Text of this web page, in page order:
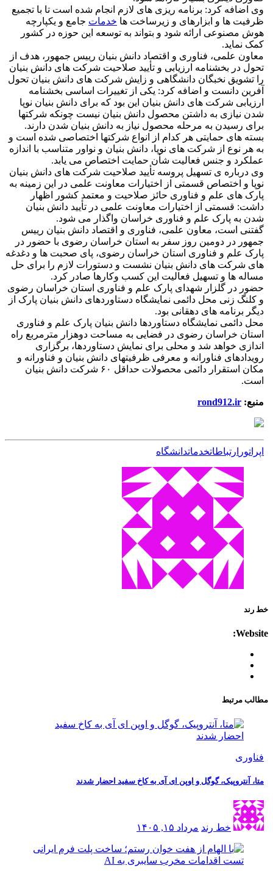
وی اضافه کرد: برنامه ریزی های لازم انجام شده است تا با تجمیع
ظرفیت ها و ابزارهای و زیرساخت ها خدمات جامع و یکپارچه
هوش مصنوعی ارائه شود و بتواند به توسعه این حوزه در کشور
کمک نماید.
معاون علمی، فناوری و اقتصاد دانش بنیان رییس جمهور، هدف از
تحول در بخشنامه ارزیابی و تأیید صلاحیت شرکت های دانش بنیان
را تشویق نخبگان دانشگاهی و زایش شرکت های دانش بنیان تحول
آفرین دانست و اضافه کرد: یکی از تغییرات اساسی بخشنامه
ارزیابی شرکت های دانش بنیان این بود که برای دانش بنیان نوپا
شدن نیازی به داشتن محصول دانش بنیان نیست چونکه شرکتها
برای رسیدن به مرحله محصول نیاز به دانش بنیان شدن دارند.
بسته های حمایتی هر کدام از انواع شرکتها اختصاصی شده است و
به هر نوع از شرکت های نوپا، دانش بنیان و نواور متناسب با اندازه
عملکرد و جنس فعالیت شأن حمایت اختصاص می یابد.
وی درباره ی تسهیل پروسه تأیید صلاحیت شرکت های دانش بنیان
نوپا و اختصاص قسمتی از اختیارات معاونت علمی در این زمینه به
پارک های علم و فناوری حائز صلاحیت و معتمد کشور اظهار
داشت: قسمتی از اختیارات معاونت علمی در تأیید دانش بنیان
شدن به پارک علم و فناوری خراسان واگذار می شود.
گفتنی است، معاون علمی، فناوری و اقتصاد دانش بنیان رییس
جمهور در دومین روز سفر به استان خراسان رضوی با حضور در
پارک علم و فناوری استان خراسان رضوی، پای صحبت ها و دغدغه
های شرکت های دانش بنیان نشست و دستورات لازم را برای حل
مساله ها و تسهیل فعالیت این کسب وکارها صادر کرد.
حضور در گلزار شهدای پارک علم و فناوری استان خراسان رضوی
و کلنگ زنی محل دائمی نمایشگاه دستاوردهای دانش بنیان پارک از
دیگر برنامه های دهقانی بود.
محل دائمی نمایشگاه دستاوردها دانش بنیان پارک علم و فناوری
استان خراسان رضوی در فضایی به مساحت دوهزار مترمربع راه
اندازی خواهد شد و محلی برای نمایش دستاوردها، برگزاری
رویدادهای فناورانه و معرفی ظرفیتهای دانش بنیان و فناورانه و
مکان استقرار دائمی محصولات حداقل ۶۰ شرکت دانش بنیان
است.
منبع: rond912.ir
اپراتور ارتباطاتخدماتدانشگاه
خط رند
Website:
مطالب مرتبط
فناوری
متا، آنتروپیک، گوگل و اوپن ای آی به کاخ سفید احضار شدند
خط رند مرداد ۱۵, ۱۴۰۵